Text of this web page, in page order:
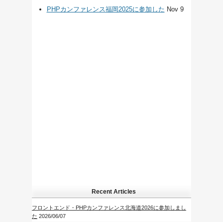
PHPカンファレンス福岡2025に参加した Nov 9
Recent Articles
フロントエンド・PHPカンファレンス北海道2026に参加しまし
た 2026/06/07